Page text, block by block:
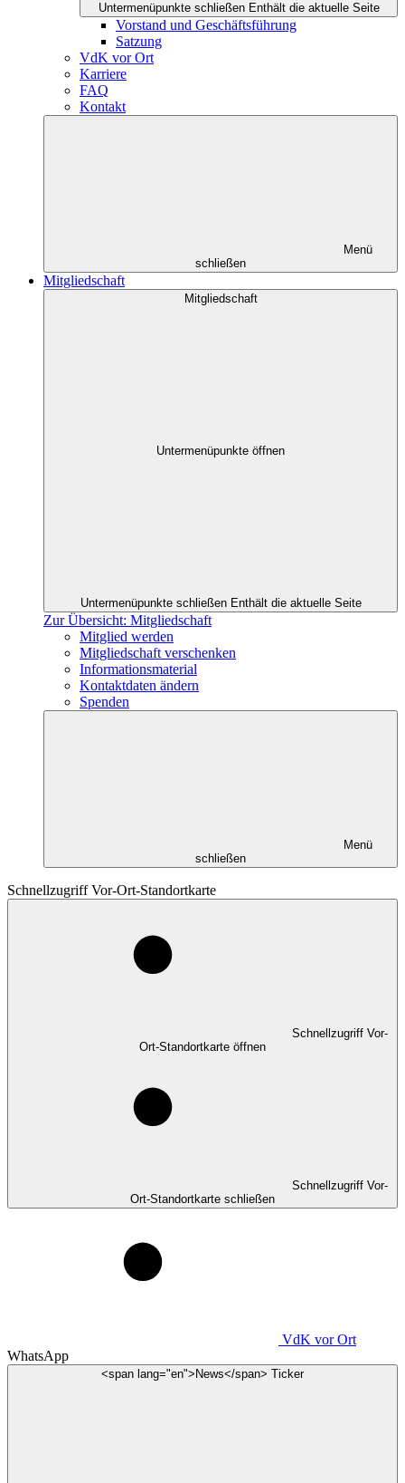
Untermenüpunkte schließen Enthält die aktuelle Seite
Vorstand und Geschäftsführung
Satzung
VdK vor Ort
Karriere
FAQ
Kontakt
Menü
schließen
Mitgliedschaft
Mitgliedschaft
Untermenüpunkte öffnen
Untermenüpunkte schließen Enthält die aktuelle Seite
Zur Übersicht: Mitgliedschaft
Mitglied werden
Mitgliedschaft verschenken
Informationsmaterial
Kontaktdaten ändern
Spenden
Menü
schließen
Schnellzugriff Vor-Ort-Standortkarte
Schnellzugriff Vor-
Ort-Standortkarte öffnen
Schnellzugriff Vor-
Ort-Standortkarte schließen
VdK vor Ort
WhatsApp
<span lang="en">News</span> Ticker